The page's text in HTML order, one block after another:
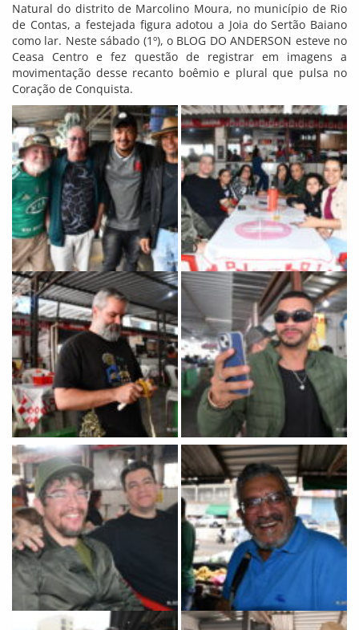
Natural do distrito de Marcolino Moura, no município de Rio
de Contas, a festejada figura adotou a Joia do Sertão Baiano
como lar. Neste sábado (1º), o BLOG DO ANDERSON esteve no
Ceasa Centro e fez questão de registrar em imagens a
movimentação desse recanto boêmio e plural que pulsa no
Coração de Conquista.